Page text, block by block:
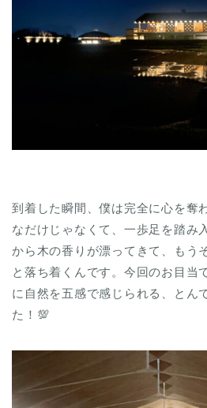
到着した瞬間、僕は完全に心を奪
なだけじゃなくて、一歩足を踏み
から木の香りが漂ってきて、もう
と落ち着くんです。今回のお目当
に自然を五感で感じられる、とん
た！💯